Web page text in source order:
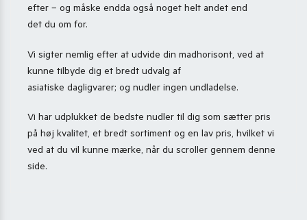
efter – og måske endda også noget helt andet end
det du om for.
Vi sigter nemlig efter at udvide din madhorisont, ved at
kunne tilbyde dig et bredt udvalg af
asiatiske dagligvarer; og nudler ingen undladelse.
Vi har udplukket de bedste nudler til dig som sætter pris
på høj kvalitet, et bredt sortiment og en lav pris, hvilket vi
ved at du vil kunne mærke, når du scroller gennem denne
side.